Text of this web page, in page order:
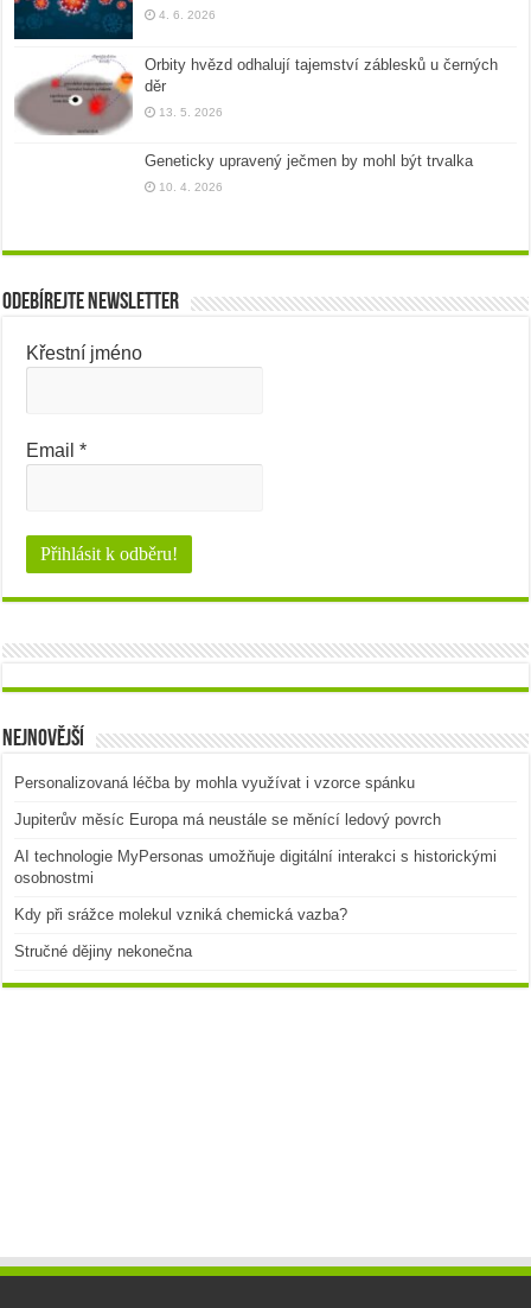
4. 6. 2026
Orbity hvězd odhalují tajemství záblesků u černých
děr
13. 5. 2026
Geneticky upravený ječmen by mohl být trvalka
10. 4. 2026
Odebírejte newsletter
Křestní jméno
Email*
Nejnovější
Personalizovaná léčba by mohla využívat i vzorce spánku
Jupiterův měsíc Europa má neustále se měnící ledový povrch
AI technologie MyPersonas umožňuje digitální interakci s historickými
osobnostmi
Kdy při srážce molekul vzniká chemická vazba?
Stručné dějiny nekonečna